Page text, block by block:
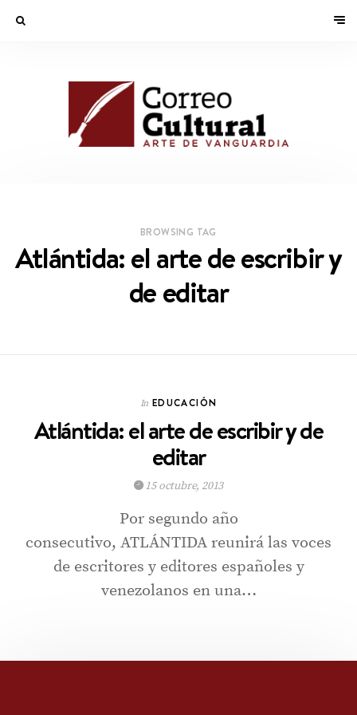
BROWSING TAG
Atlántida: el arte de escribir y
de editar
In EDUCACIÓN
Atlántida: el arte de escribir y de
editar
15 octubre, 2013
Por segundo año
consecutivo, ATLÁNTIDA reunirá las voces
de escritores y editores españoles y
venezolanos en una…